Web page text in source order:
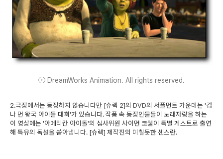
ⓒ DreamWorks Animation. All rights reserved.
2.극장에서는 등장하지 않습니다만 [슈렉 2]의 DVD의 서플먼트 가운데는 '겁
나 먼 왕국 아이돌 대회'가 있습니다. 작품 속 등장인물들이 노래자랑을 하는
이 영상에는 '아메리칸 아이돌'의 심사위원 사이먼 코웰이 특별 게스트로 출연
해 특유의 독설을 쏟아냅니다. [슈렉] 제작진의 미칠듯한 센스란.